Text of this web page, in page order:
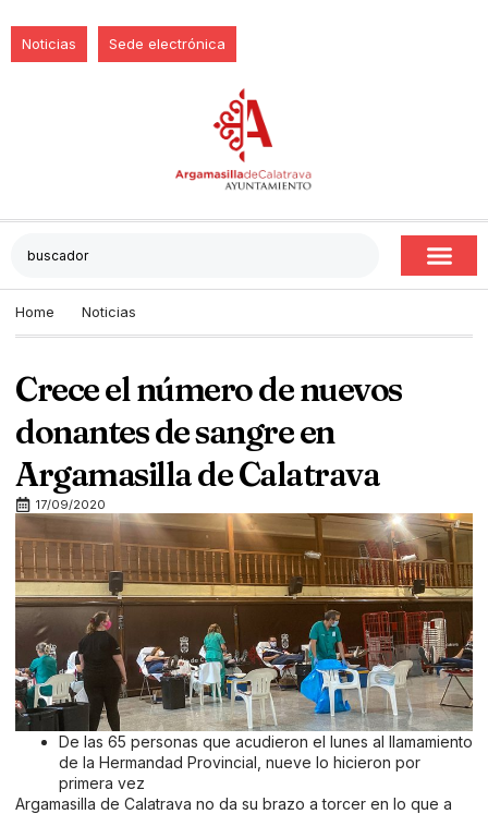
Noticias Sede electrónica
Home Noticias
Crece el número de nuevos
donantes de sangre en
Argamasilla de Calatrava
17/09/2020
De las 65 personas que acudieron el lunes al llamamiento
de la Hermandad Provincial, nueve lo hicieron por
primera vez
Argamasilla de Calatrava no da su brazo a torcer en lo que a